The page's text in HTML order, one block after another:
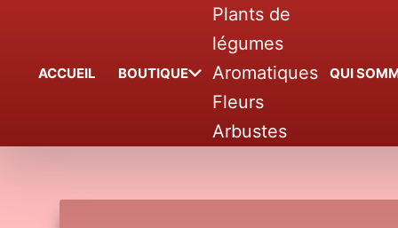
contenuACCUEIL BOUTIQUE
Plants de
légumes
Aromatiques
Fleurs
Arbustes
QUI